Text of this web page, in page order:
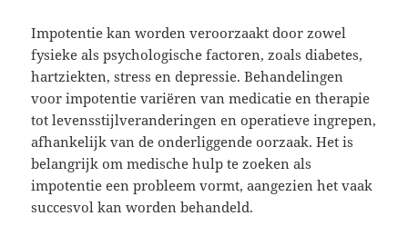
Impotentie kan worden veroorzaakt door zowel
fysieke als psychologische factoren, zoals diabetes,
hartziekten, stress en depressie. Behandelingen
voor impotentie variëren van medicatie en therapie
tot levensstijlveranderingen en operatieve ingrepen,
afhankelijk van de onderliggende oorzaak. Het is
belangrijk om medische hulp te zoeken als
impotentie een probleem vormt, aangezien het vaak
succesvol kan worden behandeld.